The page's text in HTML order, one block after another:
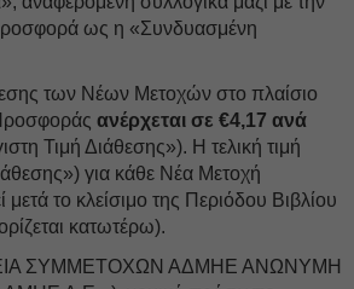
ως η «Συνδυασμένη
των Νέων Μετοχών στο πλαίσιο
ανέρχεται σε €4,17 ανά
Τιμή Διάθεσης»). Η τελική τιμή
για κάθε Νέα Μετοχή
μετά το κλείσιμο της Περιόδου Βιβλίου
κατωτέρω).
ΣΥΜΜΕΤΟΧΩΝ ΑΔΜΗΕ ΑΝΩΝΥΜΗ